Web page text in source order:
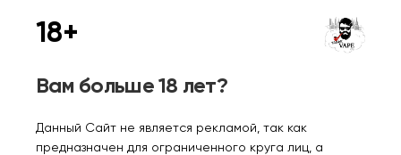
18+
Вам больше 18 лет?
Данный Сайт не является рекламой, так как
предназначен для ограниченного круга лиц, а